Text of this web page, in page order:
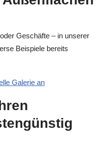
Geschäfte – in unserer
Beispiele bereits
Galerie an